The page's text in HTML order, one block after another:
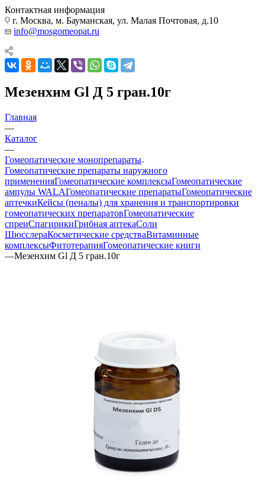
Контактная информация
г. Москва, м. Бауманская, ул. Малая Почтовая, д.10
info@mosgomeopat.ru
Мезенхим Gl Д 5 гран.10г
Главная
—
Каталог
—
Гомеопатические монопрепараты
Гомеопатические препараты наружного
примененияГомеопатические комплексыГомеопатические
ампулы WALAГомеопатические препаратыГомеопатические
аптечкиКейсы (пеналы) для хранения и транспортировки
гомеопатических препаратовГомеопатические
спреиСпагирикиГрибная аптекаСоли
ШюсслераКосметические средстваВитаминные
комплексыФитотерапияГомеопатические книги
—Мезенхим Gl Д 5 гран.10г